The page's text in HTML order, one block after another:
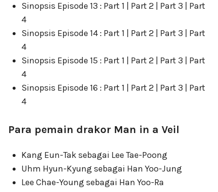
Sinopsis Episode 13 : Part 1 | Part 2 | Part 3 | Part
4
Sinopsis Episode 14 : Part 1 | Part 2 | Part 3 | Part
4
Sinopsis Episode 15 : Part 1 | Part 2 | Part 3 | Part
4
Sinopsis Episode 16 : Part 1 | Part 2 | Part 3 | Part
4
Para pemain drakor Man in a Veil
Kang Eun-Tak sebagai Lee Tae-Poong
Uhm Hyun-Kyung sebagai Han Yoo-Jung
Lee Chae-Young sebagai Han Yoo-Ra